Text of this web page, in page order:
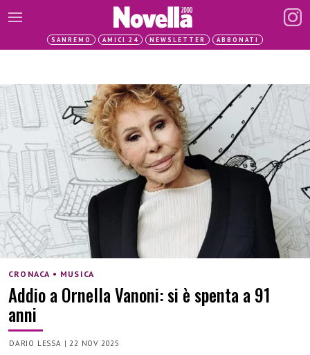
SANREMO AMICI 24 NEWSLETTER ABBONATI
CRONACA • MUSICA
Addio a Ornella Vanoni: si è spenta a 91
anni
DARIO LESSA |22 NOV 2025